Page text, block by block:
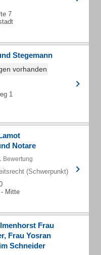
7
Stegemann
vorhanden
1
Notare
Bewertung
(Schwerpunkt)
- Mitte
Frau
Frau Yosran
Schneider